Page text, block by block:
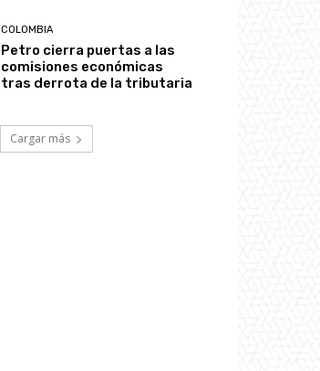
COLOMBIA
Petro cierra puertas a las
comisiones económicas
tras derrota de la tributaria
Cargar más